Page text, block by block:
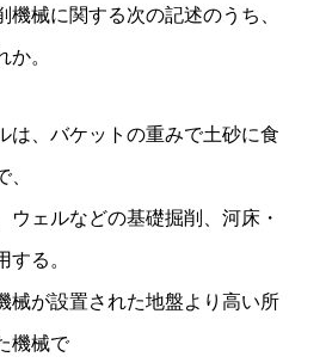
械に関する次の記述のうち、
。
、バケットの重みで土砂に食
ェルなどの基礎掘削、河床・
る。
が設置された地盤より高い所
機械で